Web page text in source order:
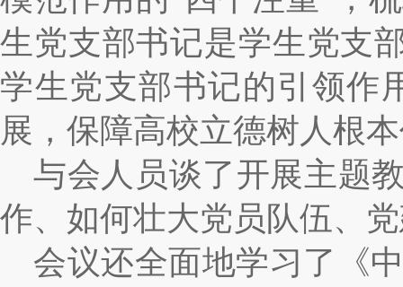
生党支部书记是学生党支
学生党支部书记的引领作
展，保障高校立德树人根
与会人员谈了开展主题
作、如何壮大党员队伍、
会议还全面地学习了《